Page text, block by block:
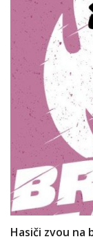
Hasiči zvou na